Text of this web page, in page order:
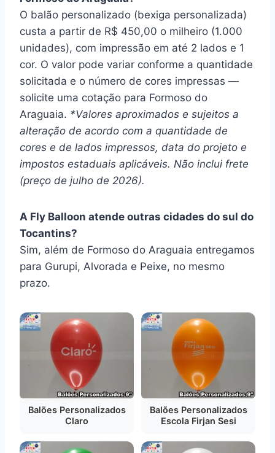
O balão personalizado (bexiga personalizada)
custa a partir de R$ 450,00 o milheiro (1.000
unidades), com impressão em até 2 lados e 1
cor. O valor pode variar conforme a quantidade
solicitada e o número de cores impressas —
solicite uma cotação para Formoso do
Araguaia. *Valores aproximados e sujeitos a
alteração de acordo com a quantidade de
cores e de lados impressos, data do projeto e
impostos estaduais aplicáveis. Não inclui frete
(preço de julho de 2026).
A Fly Balloon atende outras cidades do sul do
Tocantins?
Sim, além de Formoso do Araguaia entregamos
para Gurupi, Alvorada e Peixe, no mesmo
prazo.
Balões Personalizados
Claro
Balões Personalizados
Escola Firjan Sesi